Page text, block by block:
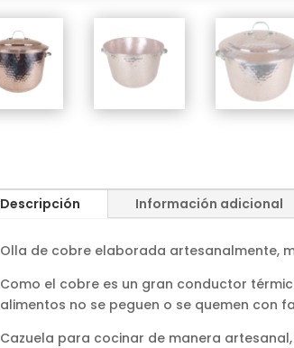
Descripción Información adicional
Olla de cobre elaborada artesanalmente,
Como el cobre es un gran conductor
alimentos no se peguen o se quemen con
Cazuela para cocinar de manera